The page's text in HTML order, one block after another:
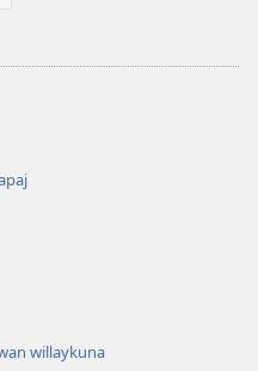
willaykuna